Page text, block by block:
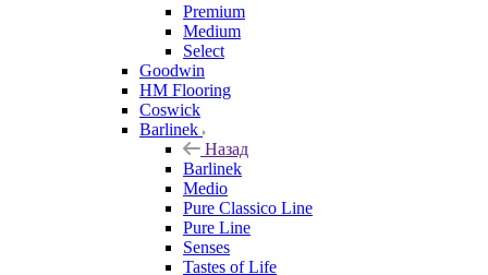
Premium
Medium
Select
Goodwin
HM Flooring
Coswick
Barlinek
Назад
Barlinek
Medio
Pure Classico Line
Pure Line
Senses
Tastes of Life